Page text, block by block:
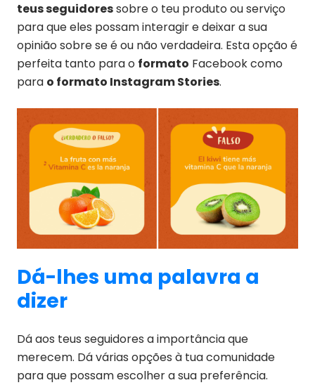
teus seguidoressobre o teu produto ou serviço
para que eles possam interagir e deixar a sua
opinião sobre se é ou não verdadeira. Esta opção é
perfeita tanto para o formato Facebook como
para o formato Instagram Stories.
Dá-lhes uma palavra a
dizer
Dá aos teus seguidores a importância que
merecem. Dá várias opções à tua comunidade
para que possam escolher a sua preferência.